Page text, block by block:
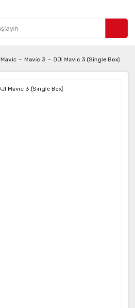
Mavic Mavic 3 DJI Mavic 3 (Single Box)